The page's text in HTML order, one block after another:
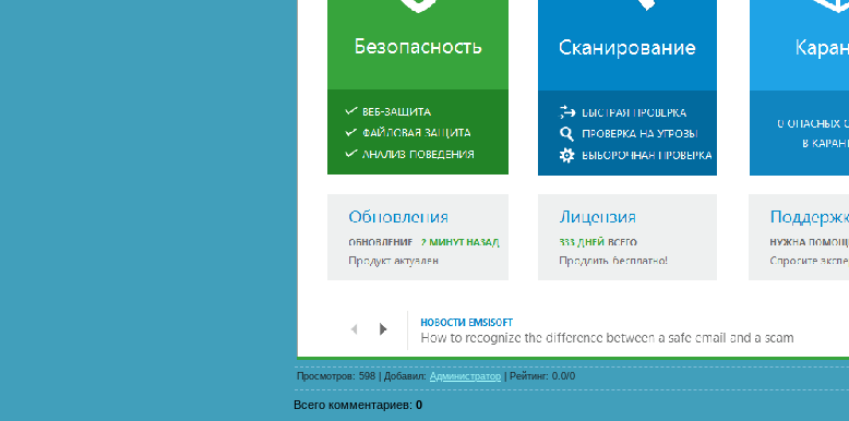
Просмотров: 598 | Добавил: Администратор Рейтинг: 0.0/0
Всего комментариев: 0